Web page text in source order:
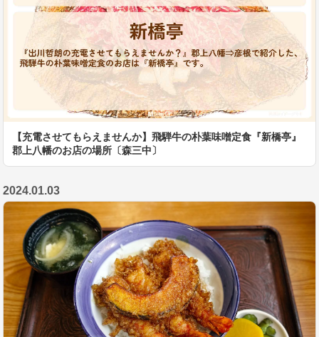
【充電させてもらえませんか】飛騨牛の朴葉味噌定食『新橋亭』
郡上八幡のお店の場所〔森三中〕
2024.01.03